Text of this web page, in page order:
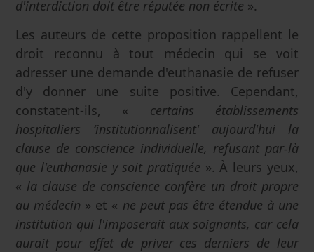
d'interdiction doit être réputée non écrite ».
Les auteurs de cette proposition rappellent le
droit reconnu à tout médecin qui se voit
adresser une demande d'euthanasie de refuser
d'y donner une suite positive. Cependant,
constatent-ils, « certains établissements
hospitaliers ‘institutionnalisent' aujourd'hui la
clause de conscience individuelle, refusant par-là
que l'euthanasie y soit pratiquée ». À leurs yeux,
« la clause de conscience confère un droit propre
au médecin » et « ne peut pas être étendue à une
institution qui l'imposerait aux soignants, car cela
aurait pour effet de priver ces derniers de leur